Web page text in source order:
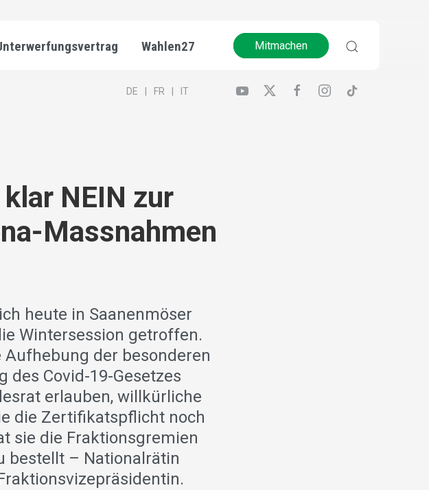
Wahlen27 Mitmachen
DE FR IT
NEIN zur
Massnahmen
heute in Saanenmöser
Wintersession getroffen.
Aufhebung der besonderen
Covid-19-Gesetzes
erlauben, willkürliche
die Zertifikatspflicht noch
sie die Fraktionsgremien
bestellt – Nationalrätin